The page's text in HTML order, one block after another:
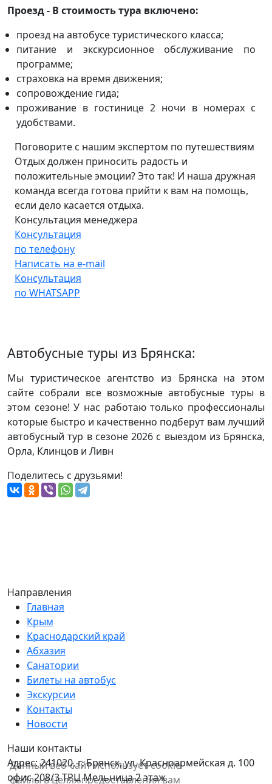
Проезд - В стоимость тура включено:
проезд на автобусе туристического класса;
питание и экскурсионное обслуживание по
программе;
cтраховка на время движения;
сопровождение гида;
проживание в гостинице 2 ночи в номерах с
удобствами.
Поговорите с нашим экспертом по путешествиям
Отдых должен приносить радость и
положительные эмоции? Это так! И наша дружная
команда всегда готова прийти к вам на помощь,
если дело касается отдыха.
Консультация менеджера
Консультация
по телефону
Написать на e-mail
Консультация
по WHATSAPP
Автобусные туры из Брянска:
Мы туристическое агентство из Брянска на этом
сайте собрали все возможные автобусные туры в
этом сезоне! У нас работаю только профессионалы
которые быстро и качественно подберут вам лучший
автобусный тур в сезоне 2026 с выездом из Брянска,
Орла, Клинцов и Ливн
Поделитесь с друзьями!
Направления
Главная
Крым
Краснодарский край
Абхазия
Санатории
Билеты на автобус
Экскурсии
Контакты
Новости
Наши контакты
Адрес:241020, г. Брянск, ул. Красноармейская д. 100
офис 208/3 ТРЦ Мельница 2 этаж
Данный веб-сайт использует cookie-
файлы в целях предоставления вам